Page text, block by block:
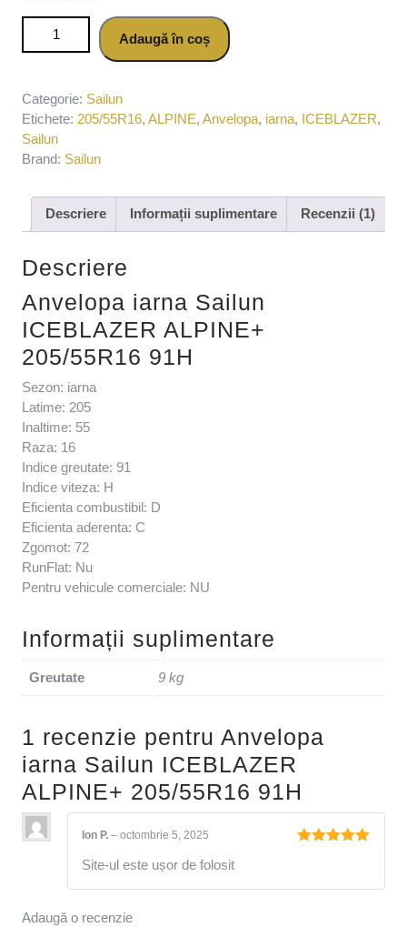
Cantitate Anvelopa iarna Sailun ICEBLAZER ALPINE+
205/55R16 91H
Adaugă în coș
Categorie: Sailun
Etichete: 205/55R16, ALPINE, Anvelopa, iarna, ICEBLAZER,
Sailun
Brand: Sailun
Descriere Informații suplimentare Recenzii (1)
Descriere
Anvelopa iarna Sailun
ICEBLAZER ALPINE+
205/55R16 91H
Sezon: iarna
Latime: 205
Inaltime: 55
Raza: 16
Indice greutate: 91
Indice viteza: H
Eficienta combustibil: D
Eficienta aderenta: C
Zgomot: 72
RunFlat: Nu
Pentru vehicule comerciale: NU
Informații suplimentare
Greutate 9 kg
1 recenzie pentru Anvelopa
iarna Sailun ICEBLAZER
ALPINE+ 205/55R16 91H
Ion P. – octombrie 5, 2025
Site-ul este ușor de folosit
Adaugă o recenzie